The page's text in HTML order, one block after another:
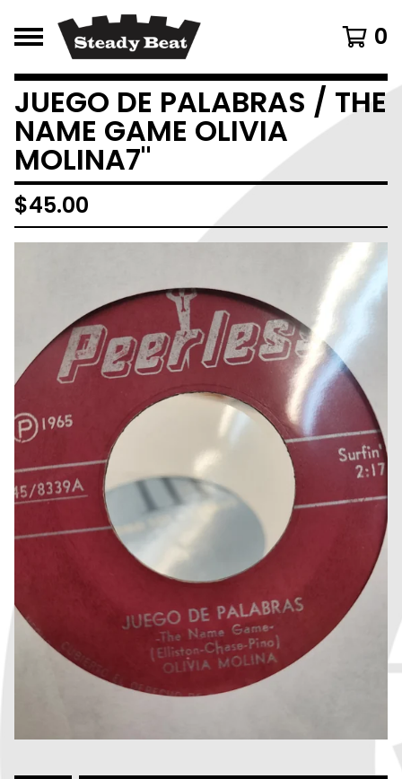
0
JUEGO DE PALABRAS / THE
NAME GAME OLIVIA
MOLINA7"
$45.00